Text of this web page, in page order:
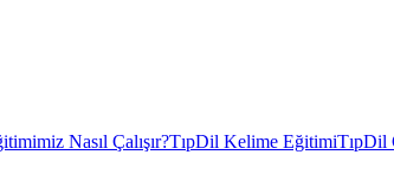
Nasıl Çalışır?TıpDil Kelime EğitimiTıpDil